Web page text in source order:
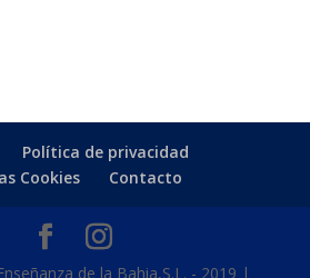
Política de privacidad
Cookies
Contacto
de la Bahia,S.L. - 2019 |